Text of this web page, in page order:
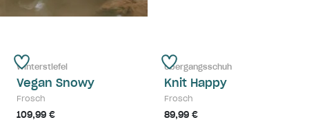
Winterstiefel
Vegan Snowy
Frosch
109,99 €
Übergangsschuh
Knit Happy
Frosch
89,99 €